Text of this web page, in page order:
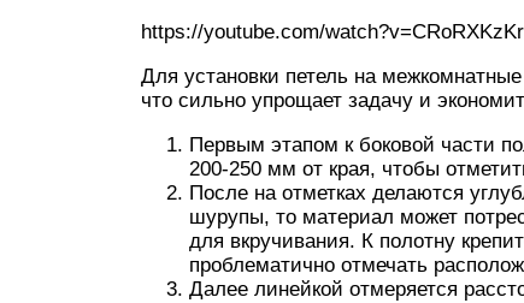
https://youtube.com/
Для установки петель на
что сильно упрощает задачу и
Первым этапом к боковой части
200-250 мм от края, чтобы
После на отметках делаются
шурупы, то материал может
для вкручивания. К полотну
проблематично отмечать
Далее линейкой отмеряется